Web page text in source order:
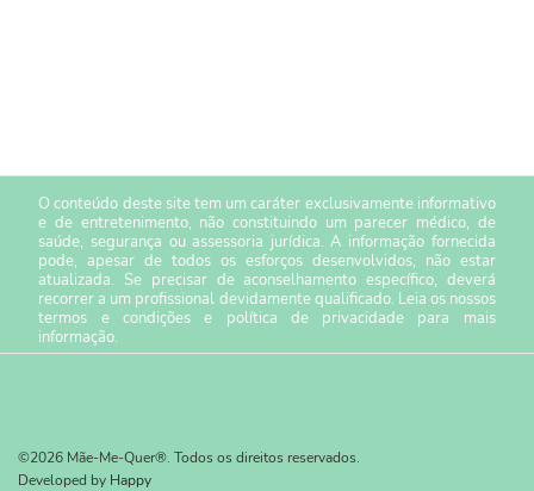
O conteúdo deste site tem um caráter exclusivamente informativo
e de entretenimento, não constituindo um parecer médico, de
saúde, segurança ou assessoria jurídica. A informação fornecida
pode, apesar de todos os esforços desenvolvidos, não estar
atualizada. Se precisar de aconselhamento específico, deverá
recorrer a um profissional devidamente qualificado. Leia os nossos
termos e condiçõese política de privacidade para mais
informação.
©2026 Mãe-Me-Quer®. Todos os direitos reservados.
Developed by Happy